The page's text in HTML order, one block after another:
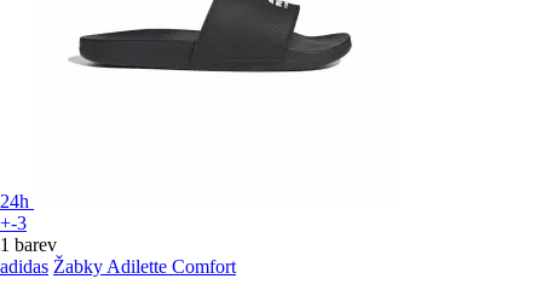
24h
+-3
1 barev
adidas Žabky Adilette Comfort